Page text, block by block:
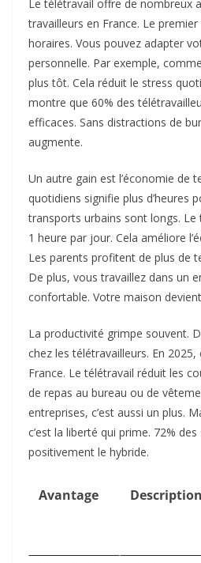
Le télétravail offre de nombreux
travailleurs en France. Le
horaires. Vous pouvez adapter
personnelle. Par exemple,
plus tôt. Cela réduit le stress
montre que 60% des
efficaces. Sans distractions de
augmente.​
Un autre gain est l’économie de
quotidiens signifie plus d’heures
transports urbains sont longs. Le
1 heure par jour. Cela améliore
Les parents profitent de plus de
De plus, vous travaillez dans un
confortable. Votre maison
La productivité grimpe souvent.
chez les télétravailleurs. En 2025,
France. Le télétravail réduit les
de repas au bureau ou de
entreprises, c’est aussi un plus.
c’est la liberté qui prime. 72%
positivement le hybride.​
Avantage Description